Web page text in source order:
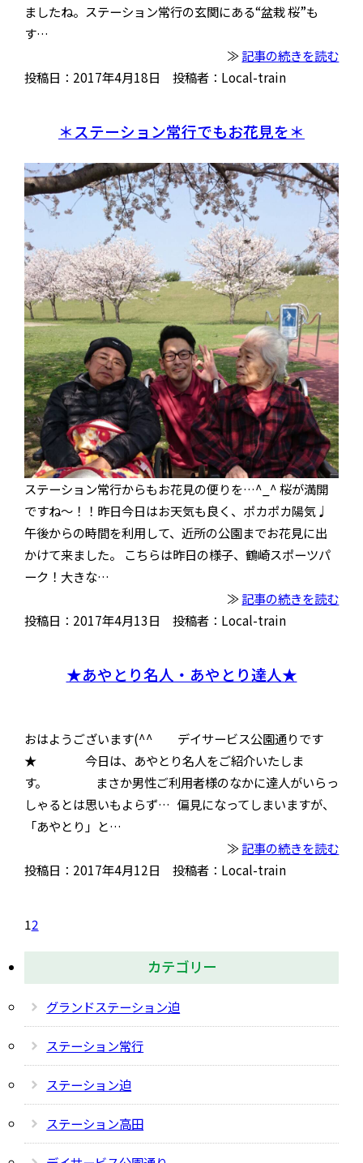
ましたね。ステーション常行の玄関にある“盆栽 桜”も
す…
≫記事の続きを読む
投稿日：2017年4月18日 投稿者：Local-train
＊ステーション常行でもお花見を＊
ステーション常行からもお花見の便りを…^_^ 桜が満開
ですね〜！！昨日今日はお天気も良く、ポカポカ陽気♩
午後からの時間を利用して、近所の公園までお花見に出
かけて来ました。 こちらは昨日の様子、鶴崎スポーツパ
ーク！大きな…
≫記事の続きを読む
投稿日：2017年4月13日 投稿者：Local-train
★あやとり名人・あやとり達人★
おはようございます(^^ デイサービス公園通りです
★ 今日は、あやとり名人をご紹介いたしま
す。 まさか男性ご利用者様のなかに達人がいらっ
しゃるとは思いもよらず… 偏見になってしまいますが、
「あやとり」と…
≫記事の続きを読む
投稿日：2017年4月12日 投稿者：Local-train
12
カテゴリー
グランドステーション迫
ステーション常行
ステーション迫
ステーション高田